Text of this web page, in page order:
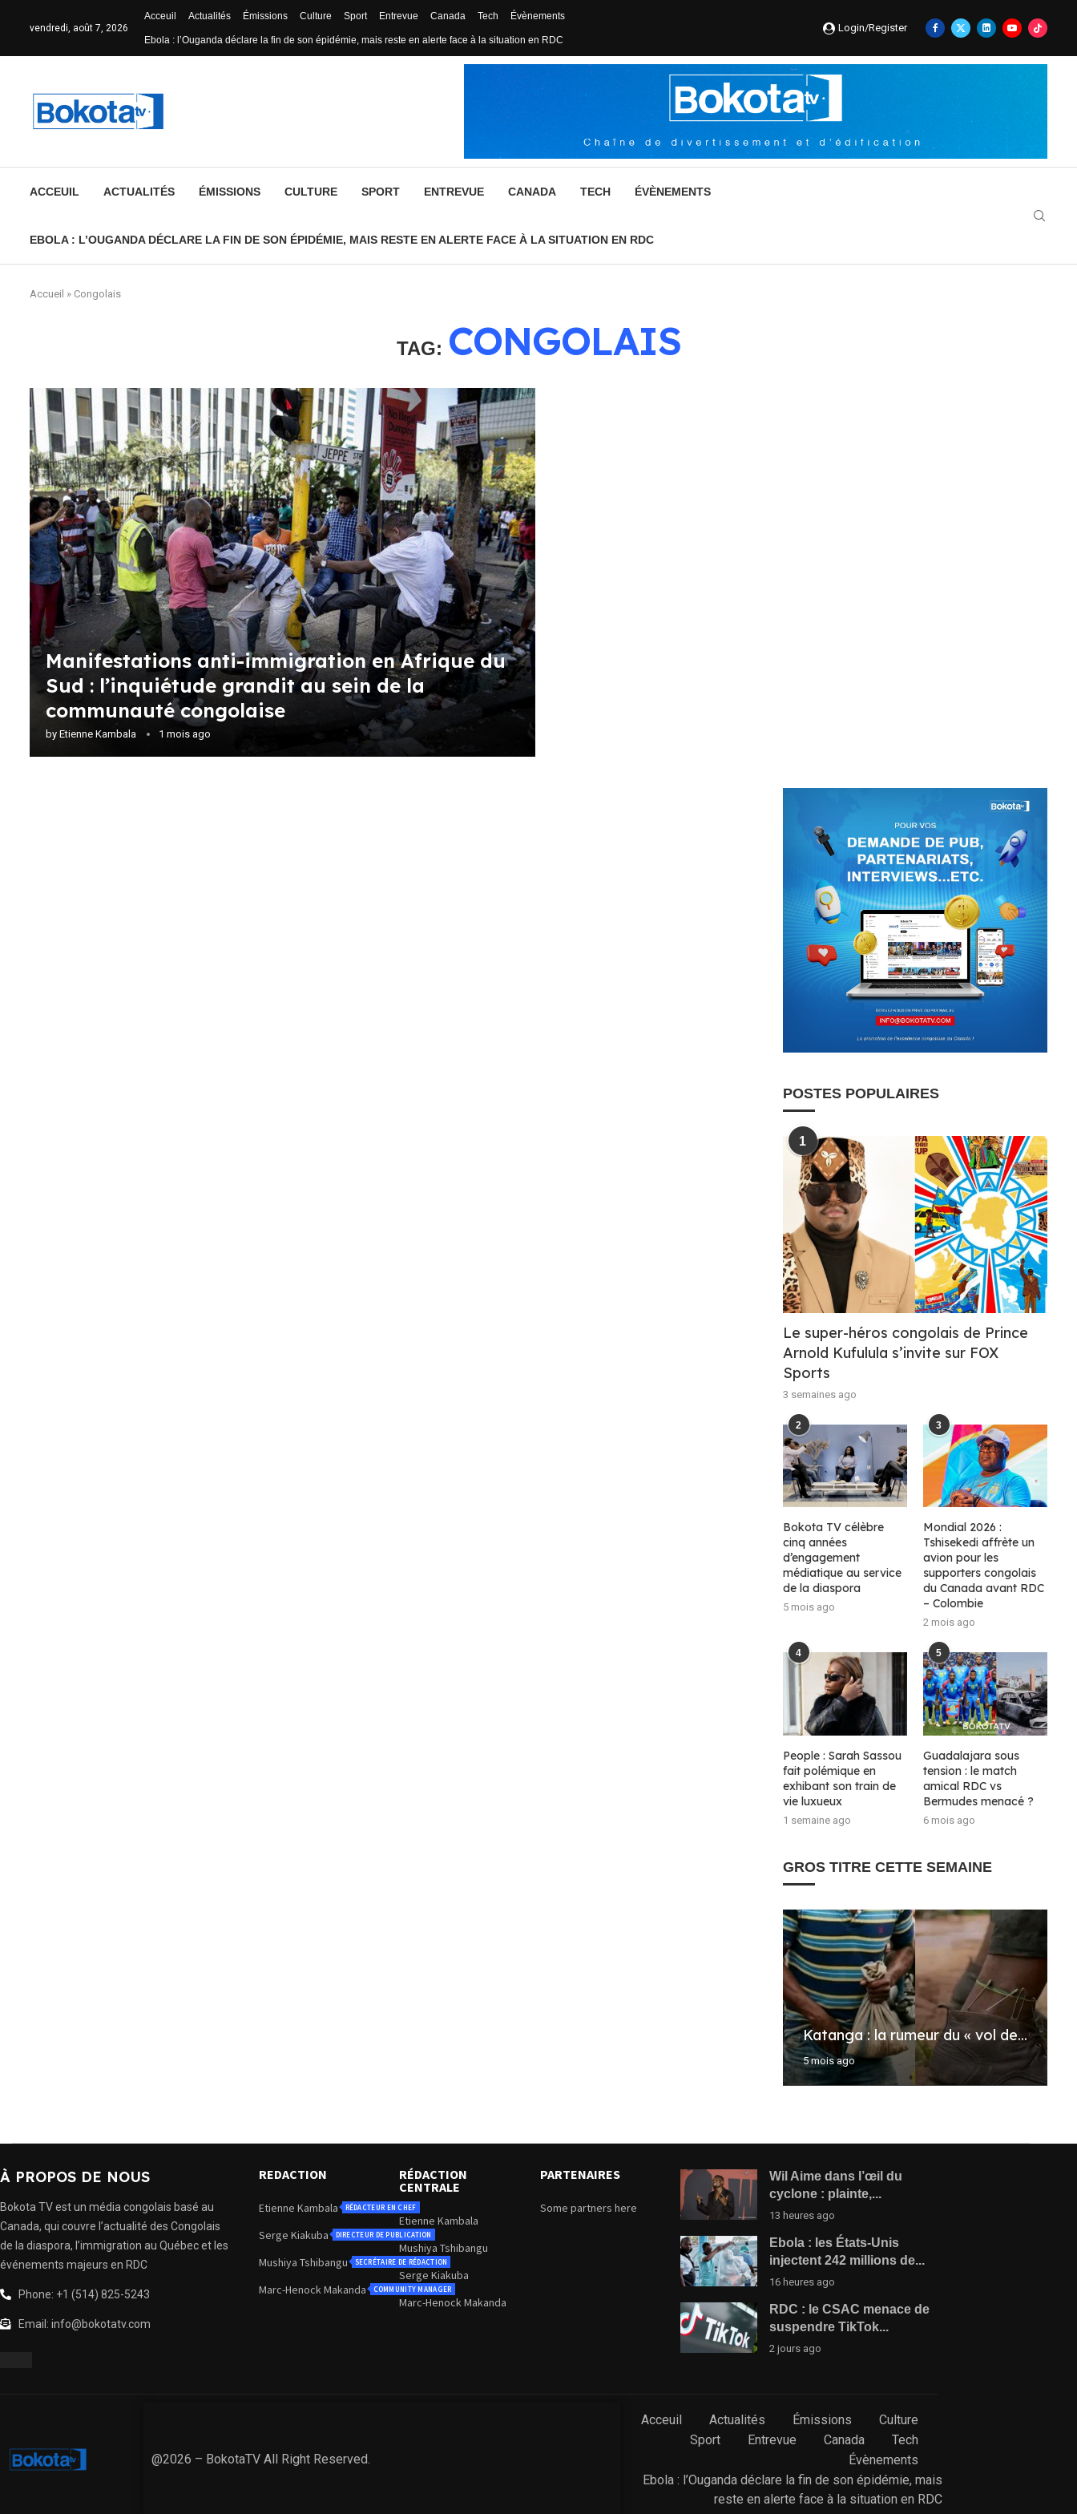
vendredi, août 7, 2026
Acceuil Actualités Émissions Culture Sport Entrevue Canada Tech Évènements
Ebola : l’Ouganda déclare la fin de son épidémie, mais reste en alerte face à la situation en RDC
Login/Register
ACCEUIL ACTUALITÉS ÉMISSIONS CULTURE SPORT ENTREVUE CANADA TECH ÉVÈNEMENTS
EBOLA : L’OUGANDA DÉCLARE LA FIN DE SON ÉPIDÉMIE, MAIS RESTE EN ALERTE FACE À LA SITUATION EN RDC
Accueil » Congolais
TAG: CONGOLAIS
Manifestations anti-immigration en Afrique du
Sud : l’inquiétude grandit au sein de la
communauté congolaise
by Etienne Kambala 1 mois ago
POSTES POPULAIRES
1
Le super-héros congolais de Prince
Arnold Kufulula s’invite sur FOX
Sports
3 semaines ago
2
Bokota TV célèbre
cinq années
d’engagement
médiatique au service
de la diaspora
5 mois ago
3
Mondial 2026 :
Tshisekedi affrète un
avion pour les
supporters congolais
du Canada avant RDC
– Colombie
2 mois ago
4
People : Sarah Sassou
fait polémique en
exhibant son train de
vie luxueux
1 semaine ago
5
Guadalajara sous
tension : le match
amical RDC vs
Bermudes menacé ?
6 mois ago
GROS TITRE CETTE SEMAINE
Katanga : la rumeur du « vol de...
5 mois ago
À PROPOS DE NOUS
Bokota TV est un média congolais basé au
Canada, qui couvre l’actualité des Congolais
de la diaspora, l’immigration au Québec et les
événements majeurs en RDC
Phone: +1 (514) 825-5243
Email: info@bokotatv.com
REDACTION
Etienne Kambala RÉDACTEUR EN CHEF
Serge Kiakuba DIRECTEUR DE PUBLICATION
Mushiya Tshibangu SECRÉTAIRE DE RÉDACTION
Marc-Henock Makanda COMMUNITY MANAGER
RÉDACTION
CENTRALE
Etienne Kambala
Mushiya Tshibangu
Serge Kiakuba
Marc-Henock Makanda
PARTENAIRES
Some partners here
Wil Aime dans l’œil du
cyclone : plainte,...
13 heures ago
Ebola : les États-Unis
injectent 242 millions de...
16 heures ago
RDC : le CSAC menace de
suspendre TikTok...
2 jours ago
@2026 – BokotaTV All Right Reserved.
Acceuil Actualités Émissions
Culture
Sport
Entrevue Canada
Tech
Évènements
Ebola : l’Ouganda déclare la fin de son épidémie, mais
reste en alerte face à la situation en RDC